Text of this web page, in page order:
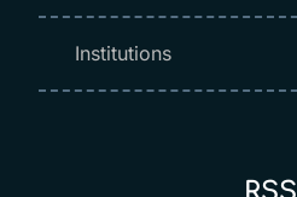
Institutions